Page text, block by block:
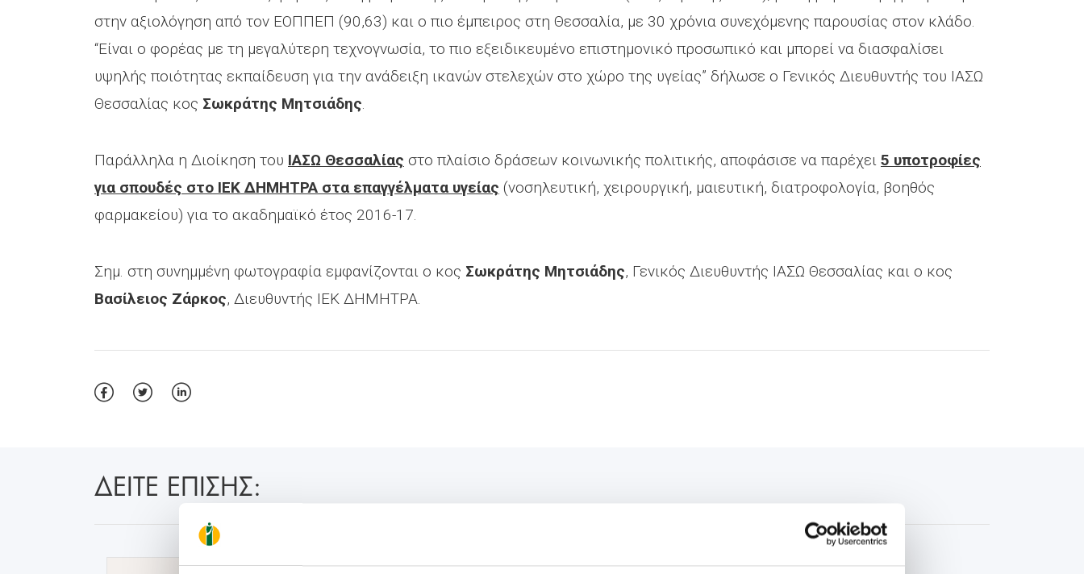
στην αξιολόγηση από τον ΕΟΠΠΕΠ (90,63) και ο πιο έμπειρος στη Θεσσαλία, με 30 χρόνια συνεχόμενης παρουσίας στον κλάδο.
“Είναι ο φορέας με τη μεγαλύτερη τεχνογνωσία, το πιο εξειδικευμένο επιστημονικό προσωπικό και μπορεί να διασφαλίσει
υψηλής ποιότητας εκπαίδευση για την ανάδειξη ικανών στελεχών στο χώρο της υγείας” δήλωσε ο Γενικός Διευθυντής του ΙΑΣΩ
Θεσσαλίας κος Σωκράτης Μητσιάδης.
Παράλληλα η Διοίκηση του ΙΑΣΩ Θεσσαλίας στο πλαίσιο δράσεων κοινωνικής πολιτικής, αποφάσισε να παρέχει 5 υποτροφίες
για σπουδές στο ΙΕΚ ΔΗΜΗΤΡΑ στα επαγγέλματα υγείας (νοσηλευτική, χειρουργική, μαιευτική, διατροφολογία, βοηθός
φαρμακείου) για το ακαδημαϊκό έτος 2016-17.
Σημ. στη συνημμένη φωτογραφία εμφανίζονται ο κος Σωκράτης Μητσιάδης, Γενικός Διευθυντής ΙΑΣΩ Θεσσαλίας και ο κος
Βασίλειος Ζάρκος, Διευθυντής ΙΕΚ ΔΗΜΗΤΡΑ.
ΔΕΙΤΕ ΕΠΙΣΗΣ:
ΓΕΝΙΚΗ ΚΛΙΝΙΚΗ 08/07/2026